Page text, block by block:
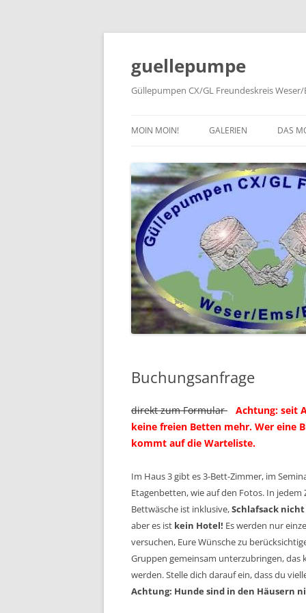
Zum
springen
guellepumpe
Güllepumpen CX/GL Freundeskreis Weser/
MOIN MOIN! GALERIEN
2025
2024
2023
2022
2019
2018
2016
VOR 2016 …
DAS
Buchungsanfrage
direkt zum Formular
Achtung: seit
keine freien Betten mehr. Wer eine
kommt auf die Warteliste.
Im Haus 3 gibt es 3-Bett-Zimmer, im
Etagenbetten, wie auf den Fotos. In jedem
Bettwäsche ist inklusive,Schlafsack
aber es ist kein Hotel! Es werden nur
versuchen, Eure Wünsche zu
Gruppen gemeinsam unterzubringen, das
werden. Stelle dich darauf ein, dass du
Achtung: Hunde sind in den Häusern